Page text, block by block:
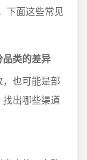
下面这些常见
类的差异
也可能是部
出哪些渠道